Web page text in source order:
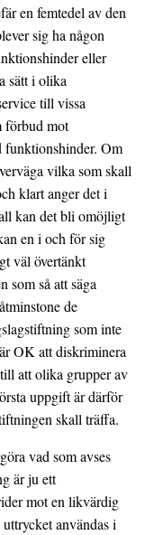
en femtedel av den
sig ha någon
eller
sätt i olika
till vissa
förbud mot
funktionshinder. Om
vilka som skall
klart anger det i
kan det bli omöjligt
en i och för sig
väl övertänkt
som så att säga
de
som inte
OK att diskriminera
att olika grupper av
uppgift är därför
skall träffa.
vad som avses
är ju ett
mot en likvärdig
användas i